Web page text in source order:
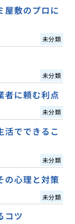
屋敷のプロに
未分類
未分類
者に頼む利点
未分類
活でできるこ
未分類
の心理と対策
未分類
コツ